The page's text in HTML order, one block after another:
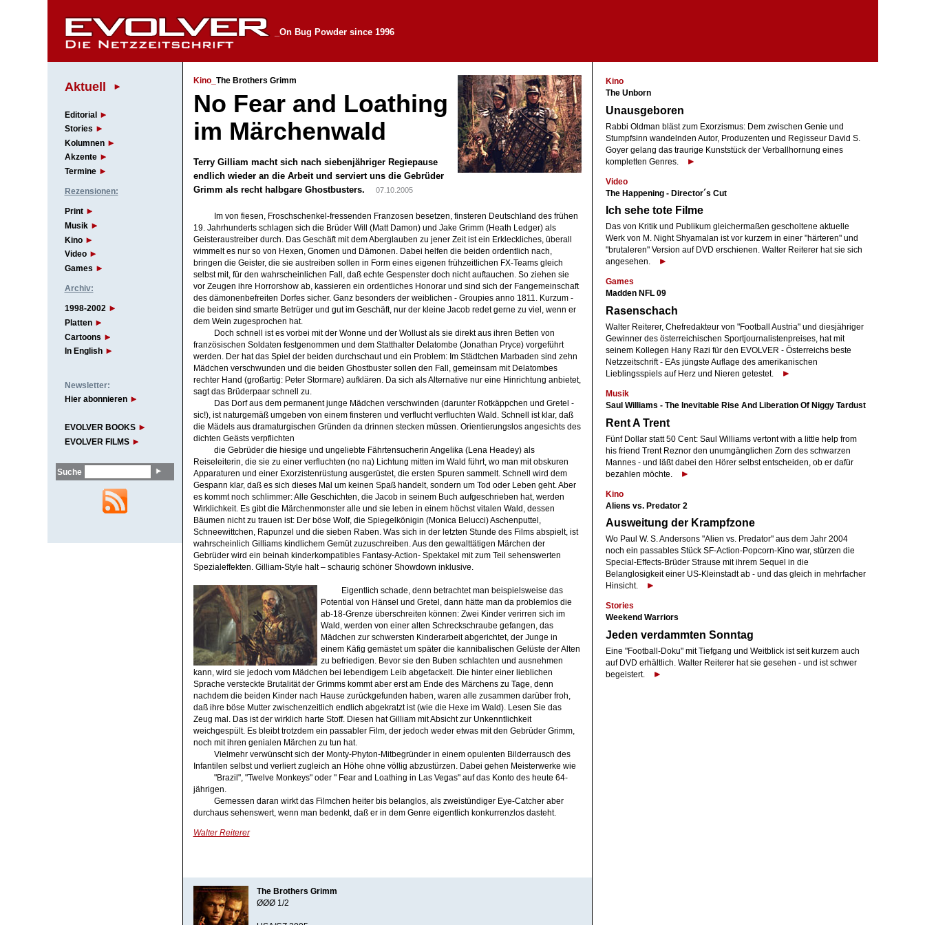
_On Bug Powder since 1996
Aktuell
Editorial
Stories
Kolumnen
Akzente
Termine
Rezensionen:
Print
Musik
Kino
Video
Games
Archiv:
1998-2002
Platten
Cartoons
In English
Newsletter:
Hier abonnieren
EVOLVER BOOKS
EVOLVER FILMS
Suche
Kino_ The Brothers Grimm
No Fear and Loathing
im Märchenwald
Terry Gilliam macht sich nach siebenjähriger Regiepause
endlich wieder an die Arbeit und serviert uns die Gebrüder
Grimm als recht halbgare Ghostbusters.
07.10.2005
Im von fiesen, Froschschenkel-fressenden Franzosen besetzen, finsteren Deutschland des frühen
19. Jahrhunderts schlagen sich die Brüder Will (Matt Damon) und Jake Grimm (Heath Ledger) als
Geisteraustreiber durch. Das Geschäft mit dem Aberglauben zu jener Zeit ist ein Erkleckliches, überall
wimmelt es nur so von Hexen, Gnomen und Dämonen. Dabei helfen die beiden ordentlich nach,
bringen die Geister, die sie austreiben sollen in Form eines eigenen frühzeitlichen FX-Teams gleich
selbst mit, für den wahrscheinlichen Fall, daß echte Gespenster doch nicht auftauchen. So ziehen sie
vor Zeugen ihre Horrorshow ab, kassieren ein ordentliches Honorar und sind sich der Fangemeinschaft
des dämonenbefreiten Dorfes sicher. Ganz besonders der weiblichen - Groupies anno 1811. Kurzum -
die beiden sind smarte Betrüger und gut im Geschäft, nur der kleine Jacob redet gerne zu viel, wenn er
dem Wein zugesprochen hat.
Doch schnell ist es vorbei mit der Wonne und der Wollust als sie direkt aus ihren Betten von
französischen Soldaten festgenommen und dem Statthalter Delatombe (Jonathan Pryce) vorgeführt
werden. Der hat das Spiel der beiden durchschaut und ein Problem: Im Städtchen Marbaden sind zehn
Mädchen verschwunden und die beiden Ghostbuster sollen den Fall, gemeinsam mit Delatombes
rechter Hand (großartig: Peter Stormare) aufklären. Da sich als Alternative nur eine Hinrichtung anbietet,
sagt das Brüderpaar schnell zu.
Das Dorf aus dem permanent junge Mädchen verschwinden (darunter Rotkäppchen und Gretel -
sic!), ist naturgemäß umgeben von einem finsteren und verflucht verfluchten Wald. Schnell ist klar, daß
die Mädels aus dramaturgischen Gründen da drinnen stecken müssen. Orientierungslos angesichts des
dichten Geästs verpflichten
die Gebrüder die hiesige und ungeliebte Fährtensucherin Angelika (Lena Headey) als
Reiseleiterin, die sie zu einer verfluchten (no na) Lichtung mitten im Wald führt, wo man mit obskuren
Apparaturen und einer Exorzistenrüstung ausgerüstet, die ersten Spuren sammelt. Schnell wird dem
Gespann klar, daß es sich dieses Mal um keinen Spaß handelt, sondern um Tod oder Leben geht. Aber
es kommt noch schlimmer: Alle Geschichten, die Jacob in seinem Buch aufgeschrieben hat, werden
Wirklichkeit. Es gibt die Märchenmonster alle und sie leben in einem höchst vitalen Wald, dessen
Bäumen nicht zu trauen ist: Der böse Wolf, die Spiegelkönigin (Monica Belucci) Aschenputtel,
Schneewittchen, Rapunzel und die sieben Raben. Was sich in der letzten Stunde des Films abspielt, ist
wahrscheinlich Gilliams kindlichem Gemüt zuzuschreiben. Aus den gewalttätigen Märchen der
Gebrüder wird ein beinah kinderkompatibles Fantasy-Action- Spektakel mit zum Teil sehenswerten
Spezialeffekten. Gilliam-Style halt – schaurig schöner Showdown inklusive.
Eigentlich schade, denn betrachtet man beispielsweise das
Potential von Hänsel und Gretel, dann hätte man da problemlos die
ab-18-Grenze überschreiten können: Zwei Kinder verirren sich im
Wald, werden von einer alten Schreckschraube gefangen, das
Mädchen zur schwersten Kinderarbeit abgerichtet, der Junge in
einem Käfig gemästet um später die kannibalischen Gelüste der Alten
zu befriedigen. Bevor sie den Buben schlachten und ausnehmen
kann, wird sie jedoch vom Mädchen bei lebendigem Leib abgefackelt. Die hinter einer lieblichen
Sprache versteckte Brutalität der Grimms kommt aber erst am Ende des Märchens zu Tage, denn
nachdem die beiden Kinder nach Hause zurückgefunden haben, waren alle zusammen darüber froh,
daß ihre böse Mutter zwischenzeitlich endlich abgekratzt ist (wie die Hexe im Wald). Lesen Sie das
Zeug mal. Das ist der wirklich harte Stoff. Diesen hat Gilliam mit Absicht zur Unkenntlichkeit
weichgespült. Es bleibt trotzdem ein passabler Film, der jedoch weder etwas mit den Gebrüder Grimm,
noch mit ihren genialen Märchen zu tun hat.
Vielmehr verwünscht sich der Monty-Phyton-Mitbegründer in einem opulenten Bilderrausch des
Infantilen selbst und verliert zugleich an Höhe ohne völlig abzustürzen. Dabei gehen Meisterwerke wie
"Brazil", "Twelve Monkeys" oder " Fear and Loathing in Las Vegas" auf das Konto des heute 64-
jährigen.
Gemessen daran wirkt das Filmchen heiter bis belanglos, als zweistündiger Eye-Catcher aber
durchaus sehenswert, wenn man bedenkt, daß er in dem Genre eigentlich konkurrenzlos dasteht.
Walter Reiterer
The Brothers Grimm
ØØØ 1/2
Kino
The Unborn
Unausgeboren
Rabbi Oldman bläst zum Exorzismus: Dem zwischen Genie und
Stumpfsinn wandelnden Autor, Produzenten und Regisseur David S.
Goyer gelang das traurige Kunststück der Verballhornung eines
kompletten Genres.
Video
The Happening - Director´s Cut
Ich sehe tote Filme
Das von Kritik und Publikum gleichermaßen gescholtene aktuelle
Werk von M. Night Shyamalan ist vor kurzem in einer "härteren" und
"brutaleren" Version auf DVD erschienen. Walter Reiterer hat sie sich
angesehen.
Games
Madden NFL 09
Rasenschach
Walter Reiterer, Chefredakteur von "Football Austria" und diesjähriger
Gewinner des österreichischen Sportjournalistenpreises, hat mit
seinem Kollegen Hany Razi für den EVOLVER - Österreichs beste
Netzzeitschrift - EAs jüngste Auflage des amerikanischen
Lieblingsspiels auf Herz und Nieren getestet.
Musik
Saul Williams - The Inevitable Rise And Liberation Of Niggy Tardust
Rent A Trent
Fünf Dollar statt 50 Cent: Saul Williams vertont with a little help from
his friend Trent Reznor den unumgänglichen Zorn des schwarzen
Mannes - und läßt dabei den Hörer selbst entscheiden, ob er dafür
bezahlen möchte.
Kino
Aliens vs. Predator 2
Ausweitung der Krampfzone
Wo Paul W. S. Andersons "Alien vs. Predator" aus dem Jahr 2004
noch ein passables Stück SF-Action-Popcorn-Kino war, stürzen die
Special-Effects-Brüder Strause mit ihrem Sequel in die
Belanglosigkeit einer US-Kleinstadt ab - und das gleich in mehrfacher
Hinsicht.
Stories
Weekend Warriors
Jeden verdammten Sonntag
Eine "Football-Doku" mit Tiefgang und Weitblick ist seit kurzem auch
auf DVD erhältlich. Walter Reiterer hat sie gesehen - und ist schwer
begeistert.